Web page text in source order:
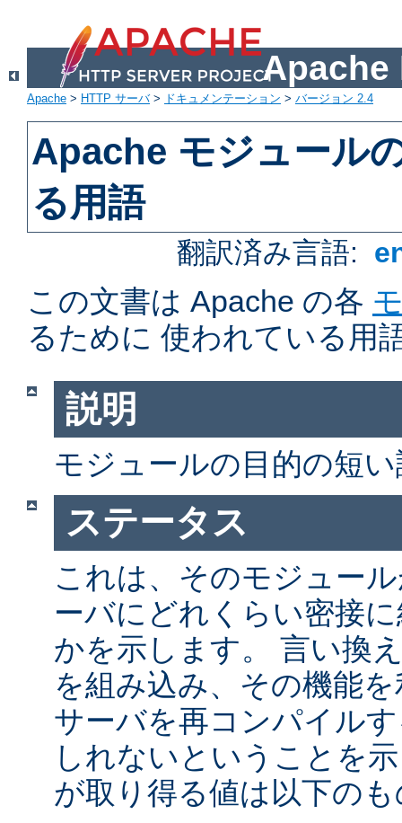
Apache
Apache > HTTP サーバ> ドキュメンテーション > バージョン 2.4
Apache モジュール
る用語
翻訳済み言語:
この文書は Apache の各
るために 使われている用
説明
モジュールの目的の短
ステータス
これは、そのモジュー
ーバにどれくらい密接
かを示します。 言い換
を組み込み、その機能
サーバを再コンパイル
しれないということを
が取り得る値は以下の